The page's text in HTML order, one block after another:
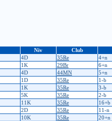
Niv Club
4D 35Re 4+n
1K 29Br 6+n
4D 44MN 5+n
1D 35Re 1-b
1K 35Re 3-b
5K 35Re 2-b
11K 35Re 16+b
2D 35Re 11-n
10K 35Re 20+n